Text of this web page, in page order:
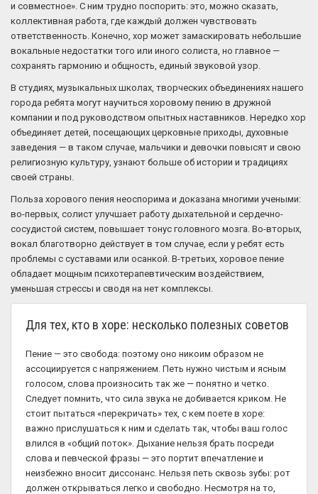
и совместное». С ним трудно поспорить: это, можно сказать,
коллективная работа, где каждый должен чувствовать
ответственность. Конечно, хор может замаскировать небольшие
вокальные недостатки того или иного солиста, но главное —
сохранять гармонию и общность, единый звуковой узор.
В студиях, музыкальных школах, творческих объединениях нашего
города ребята могут научиться хоровому пению в дружной
компании и под руководством опытных наставников. Нередко хор
объединяет детей, посещающих церковные приходы, духовные
заведения — в таком случае, мальчики и девочки повысят и свою
религиозную культуру, узнают больше об истории и традициях
своей страны.
Польза хорового пения неоспорима и доказана многими учеными:
во-первых, солист улучшает работу дыхательной и сердечно-
сосудистой систем, повышает тонус головного мозга. Во-вторых,
вокал благотворно действует в том случае, если у ребят есть
проблемы с суставами или осанкой. В-третьих, хоровое пение
обладает мощным психотерапевтическим воздействием,
уменьшая стрессы и сводя на нет комплексы.
Для тех, кто в хоре: несколько полезных советов
Пение — это свобода: поэтому оно никоим образом не
ассоциируется с напряжением. Петь нужно чистым и ясным
голосом, слова произносить так же — понятно и четко.
Следует помнить, что сила звука не добивается криком. Не
стоит пытаться «перекричать» тех, с кем поете в хоре:
важно прислушаться к ним и сделать так, чтобы ваш голос
влился в «общий поток». Дыхание нельзя брать посреди
слова и певческой фразы — это портит впечатление и
неизбежно вносит диссонанс. Нельзя петь сквозь зубы: рот
должен открываться легко и свободно. Несмотря на то,